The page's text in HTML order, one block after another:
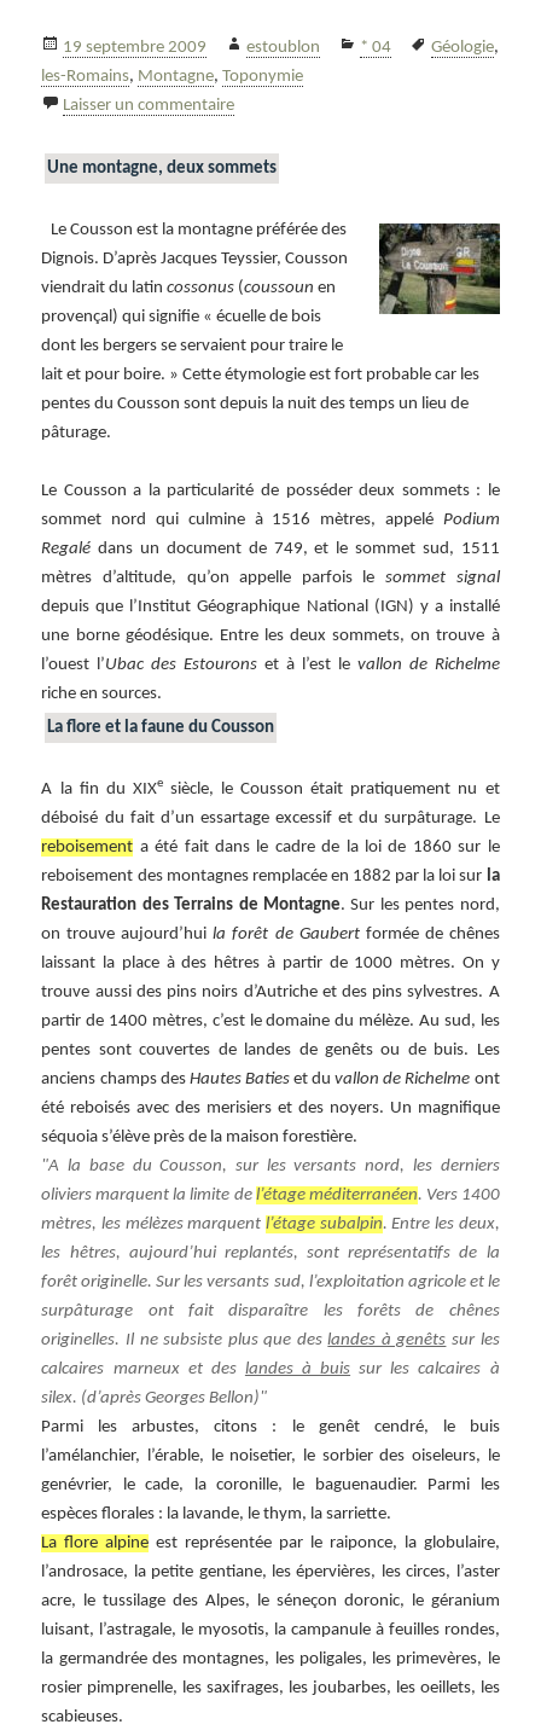
Publié
le
19 septembre 2009 Auteur
estoublon Catégories
* 04
Mots-
Géologie,
les-Romains, Montagne,Toponymie
Laisser un commentairesur Le Cousson, la montagne préférée des
Une montagne, deux sommets
Le Cousson est la montagne préférée des
Dignois. D’après Jacques Teyssier, Cousson
viendrait du latincossonus (coussoun en
provençal) qui signifie « écuelle de bois
dont les bergers se servaient pour traire le
lait et pour boire. » Cette étymologie est fort probable car les
pentes du Cousson sont depuis la nuit des temps un lieu de
pâturage.
Le Cousson a la particularité de posséder deux sommets : le
sommet nord qui culmine à 1516 mètres, appelé Podium
Regalé dans un document de 749, et le sommet sud, 1511
mètres d’altitude, qu’on appelle parfois le sommet signal
depuis que l’Institut Géographique National (IGN) y a installé
une borne géodésique. Entre les deux sommets, on trouve à
l’ouest l’Ubac des Estourons et à l’est le vallon de Richelme
riche en sources.
La flore et la faune du Cousson
A la fin du XIXesiècle, le Cousson était pratiquement nu et
déboisé du fait d’un essartage excessif et du surpâturage. Le
reboisement a été fait dans le cadre de la loi de 1860 sur le
reboisement des montagnes remplacée en 1882 par la loi sur la
Restauration des Terrains de Montagne. Sur les pentes nord,
on trouve aujourd’huila forêt de Gaubertformée de chênes
laissant la place à des hêtres à partir de 1000 mètres. On y
trouve aussi des pins noirs d’Autriche et des pins sylvestres. A
partir de 1400 mètres, c’est le domaine du mélèze. Au sud, les
pentes sont couvertes de landes de genêts ou de buis. Les
anciens champs des Hautes Batieset duvallon de Richelme ont
été reboisés avec des merisiers et des noyers. Un magnifique
séquoia s’élève près de la maison forestière.
A la base du Cousson, sur les versants nord, les derniers
oliviers marquent la limite de l’étage méditerranéen. Vers 1400
mètres, les mélèzes marquent l’étage subalpin. Entre les deux,
les hêtres, aujourd’hui replantés, sont représentatifs de la
forêt originelle. Sur les versants sud, l’exploitation agricole et le
surpâturage ont fait disparaître les forêts de chênes
originelles. Il ne subsiste plus que deslandes à genêts sur les
calcaires marneux et des landes à buis sur les calcaires à
silex. (d’après Georges Bellon)
Parmi les arbustes, citons : le genêt cendré, le buis
l’amélanchier, l’érable, le noisetier, le sorbier des oiseleurs, le
genévrier, le cade, la coronille, le baguenaudier. Parmi les
espèces florales : la lavande, le thym, la sarriette.
La flore alpine est représentée par le raiponce, la globulaire,
l’androsace, la petite gentiane, les épervières, les circes, l’aster
acre, le tussilage des Alpes, le séneçon doronic, le géranium
luisant, l’astragale, le myosotis, la campanule à feuilles rondes,
la germandrée des montagnes, les poligales, les primevères, le
rosier pimprenelle, les saxifrages, les joubarbes, les oeillets, les
scabieuses.